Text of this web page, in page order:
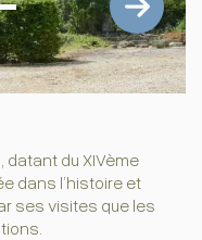
du XIVème
dans l’histoire et
ses visites que les